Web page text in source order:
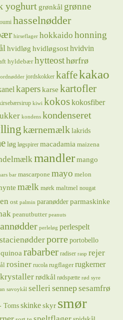
yoghurt grønkål grønne
hasselnødder
hirseflager hokkaido honning
hvidløg hvidløgsost hvidvin
hyldebær hytteosthørfrø
jordskokker kaffekakao
kaperskarse kartofler
kiwi kokoskokosfiber
kondens kondenseret
kærnemælk lakrids
løg løgspirer macadamia maizena
mandler mango
bar mascarpone mayo melon
mælk mørk maltmel nougat
ost palmin paranødder parmaskinke
peanutbutter peanuts
perleløg perlespelt
porre portobello
quinoa rabarber radiser rasp rejer
rosiner rucola rugflager rugkerner
rødkål rødspætte rød syre
savoykål sellerisennepsesamfrø
Toms skinke skyr smør